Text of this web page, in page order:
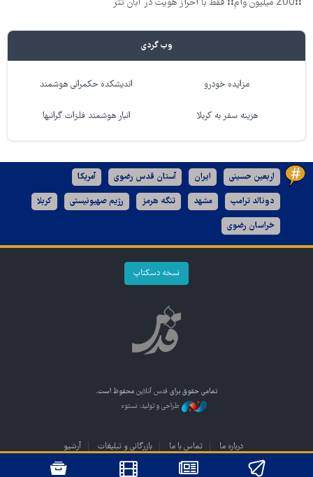
وب گردی
مزایده خودرو اندیشکده حکمرانی هوشمند
هزینه سفر به کربلا انبار هوشمند فلزات گرانبها
اربعین حسینی ایران آستان قدس رضوی آمریکا
دونالد ترامپ مشهد تنگه هرمز رژیم صهیونیستی کربلا
خراسان رضوی
نسخه دسکتاپ
تمامی حقوق برای قدس آنلاین محفوظ است.
طراحی و تولید: نستوه
درباره ما تماس با ما بازرگانی و تبلیغات آرشیو